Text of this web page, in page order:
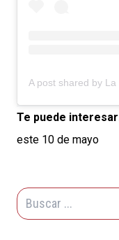
Te puede
este 10 de mayo